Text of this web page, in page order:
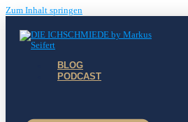
Zum Inhalt springen
BLOG
PODCAST